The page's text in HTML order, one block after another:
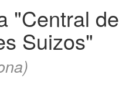
"Central de
Suizos"